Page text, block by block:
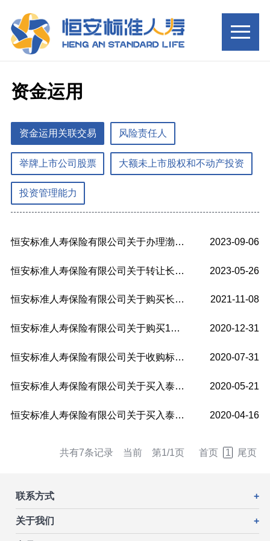
资金运用
资金运用关联交易 风险责任人
举牌上市公司股票 大额未上市股权和不动产投资
投资管理能力
恒安标准人寿保险有限公司关于办理渤海银行股份有限公司存款资金运用关联交... 2023-09-06
恒安标准人寿保险有限公司关于转让长江养老-天津泰达Z4轨交债权投资计划（二... 2023-05-26
恒安标准人寿保险有限公司关于购买长江养老-天津泰达Z4轨交债权投资计划（二... 2021-11-08
恒安标准人寿保险有限公司关于购买16泰达投资MTN001关联交易的信息披露公告 2020-12-31
恒安标准人寿保险有限公司关于收购标准人寿保险（亚洲）有限公司关联交易的... 2020-07-31
恒安标准人寿保险有限公司关于买入泰达宏利基金管理有限公司泰达宏利风险预... 2020-05-21
恒安标准人寿保险有限公司关于买入泰达宏利基金管理有限公司泰达宏利创盈灵... 2020-04-16
共有7条记录 当前 第1/1页 首页 1 尾页
联系方式 +
关于我们 +